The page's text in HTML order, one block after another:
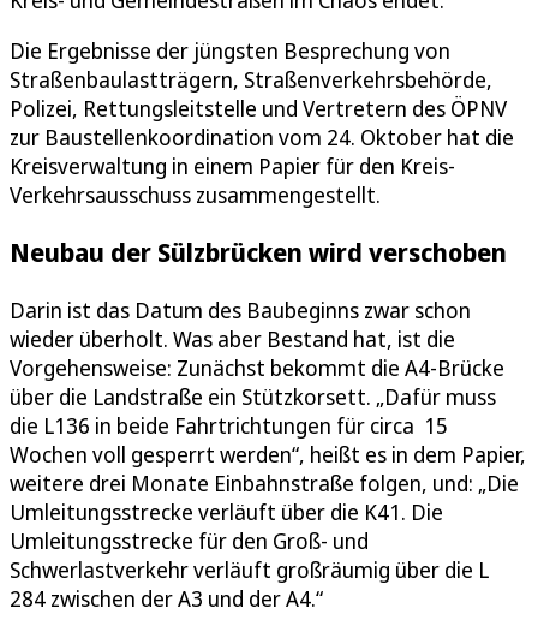
Die Ergebnisse der jüngsten Besprechung von
Straßenbaulastträgern, Straßenverkehrsbehörde,
Polizei, Rettungsleitstelle und Vertretern des ÖPNV
zur Baustellenkoordination vom 24. Oktober hat die
Kreisverwaltung in einem Papier für den Kreis-
Verkehrsausschuss zusammengestellt.
Neubau der Sülzbrücken wird verschoben
Darin ist das Datum des Baubeginns zwar schon
wieder überholt. Was aber Bestand hat, ist die
Vorgehensweise: Zunächst bekommt die A4-Brücke
über die Landstraße ein Stützkorsett. „Dafür muss
die L136 in beide Fahrtrichtungen für circa 15
Wochen voll gesperrt werden“, heißt es in dem Papier,
weitere drei Monate Einbahnstraße folgen, und: „Die
Umleitungsstrecke verläuft über die K41. Die
Umleitungsstrecke für den Groß- und
Schwerlastverkehr verläuft großräumig über die L
284 zwischen der A3 und der A4.“